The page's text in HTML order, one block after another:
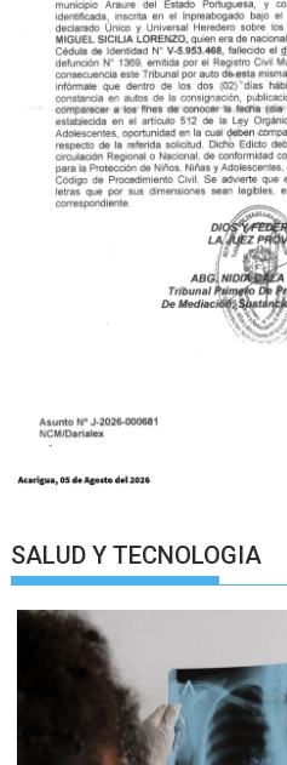
SALUD Y TECNOLOGIA